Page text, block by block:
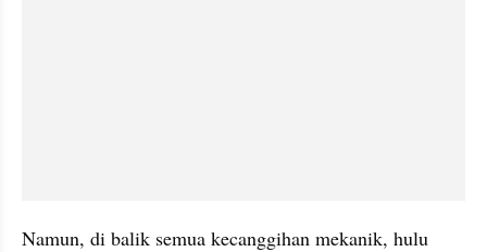
Namun, di balik semua kecanggihan mekanik, hulu